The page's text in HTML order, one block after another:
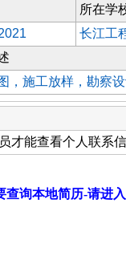
所在学
长江工
，施工放样，勘察
才能查看个人联系
查询本地简历-请进